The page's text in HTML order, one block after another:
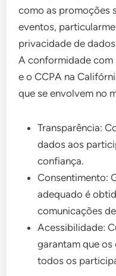
como as promoções
eventos,
privacidade de
A conformidade com
e o CCPA na
que se envolvem no
Transparência:
dados aos
confiança.
Consentimento:
adequado é
comunicações
Acessibilidade:
garantam que os
todos os